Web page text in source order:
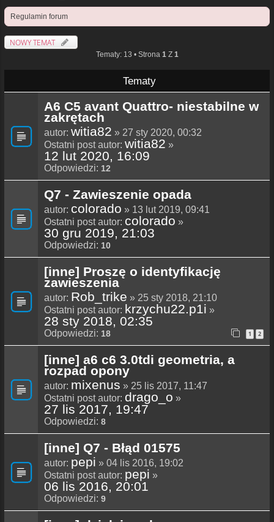
Regulamin forum
NOWY TEMAT
Tematy: 13 • Strona 1Z 1
Tematy
A6 C5 avant Quattro- niestabilne w
zakrętach
autor: witia82 » 27 sty 2020, 00:32
Ostatni post autor: witia82 »
12 lut 2020, 16:09
Odpowiedzi: 12
Q7 - Zawieszenie opada
autor: colorado » 13 lut 2019, 09:41
Ostatni post autor: colorado »
30 gru 2019, 21:03
Odpowiedzi: 10
[inne] Proszę o identyfikację
zawieszenia
autor: Rob_trike » 25 sty 2018, 21:10
Ostatni post autor: krzychu22.p1i »
28 sty 2018, 02:35
Odpowiedzi: 18 1 2
[inne] a6 c6 3.0tdi geometria, a
rozpad opony
autor: mixenus » 25 lis 2017, 11:47
Ostatni post autor: drago_o »
27 lis 2017, 19:47
Odpowiedzi: 8
[inne] Q7 - Błąd 01575
autor: pepi » 04 lis 2016, 19:02
Ostatni post autor: pepi »
06 lis 2016, 20:01
Odpowiedzi: 9